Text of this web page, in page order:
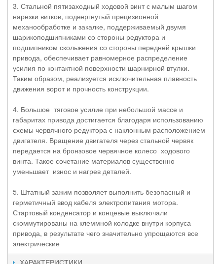
3. Стальной пятизаходный ходовой винт с малым шагом
нарезки витков, подвергнутый прецизионной
механообработке и закалке, поддерживаемый двумя
шарикоподшипниками со стороны редуктора и
подшипником скольжения со стороны передней крышки
привода, обеспечивает равномерное распределение
усилия по контактной поверхности шарнирной втулки.
Таким образом, реализуется исключительная плавность
движения ворот и прочность конструкции.
4. Большое тяговое усилие при небольшой массе и
габаритах привода достигается благодаря использованию
схемы червячного редуктора с наклонным расположением
двигателя. Вращение двигателя через стальной червяк
передается на бронзовое червячное колесо ходового
винта. Такое сочетание материалов существенно
уменьшает износ и нагрев деталей.
5. Штатный зажим позволяет выполнить безопасный и
герметичный ввод кабеля электропитания мотора.
Стартовый конденсатор и концевые выключали
скоммутированы на клеммной колодке внутри корпуса
привода, в результате чего значительно упрощаются все
электрические
ХАРАКТЕРИСТИКИ